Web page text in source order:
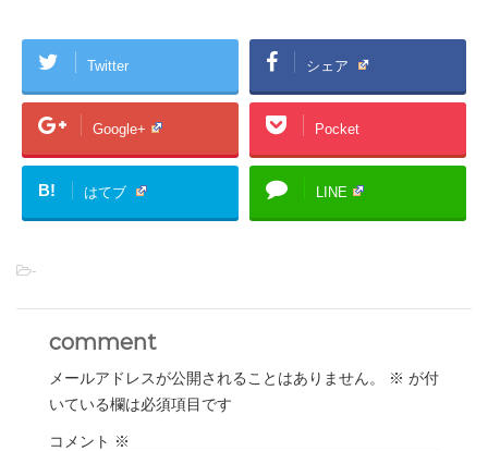
Twitter シェア
Google+ Pocket
B! はてブ LINE
-
comment
メールアドレスが公開されることはありません。 ※ が付
いている欄は必須項目です
コメント ※